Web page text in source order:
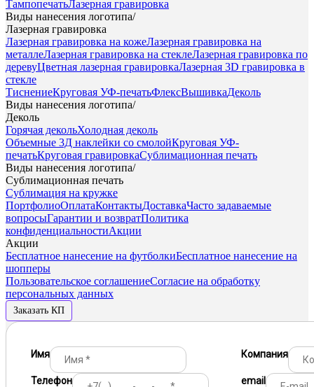
ТампопечатьЛазерная гравировка
Виды нанесения логотипа/
Лазерная гравировка
Лазерная гравировка на кожеЛазерная гравировка на
металлеЛазерная гравировка на стеклеЛазерная гравировка по
деревуЦветная лазерная гравировкаЛазерная 3D гравировка в
стекле
ТиснениеКруговая УФ-печатьФлексВышивкаДеколь
Виды нанесения логотипа/
Деколь
Горячая декольХолодная деколь
Объемные 3Д наклейки со смолойКруговая УФ-
печатьКруговая гравировкаСублимационная печать
Виды нанесения логотипа/
Сублимационная печать
Сублимация на кружке
ПортфолиоОплатаКонтактыДоставкаЧасто задаваемые
вопросыГарантии и возвратПолитика
конфиденциальностиАкции
Акции
Бесплатное нанесение на футболкиБесплатное нанесение на
шопперы
Пользовательское соглашениеСогласие на обработку
персональных данных
Заказать КП
Имя Компания
Телефон email